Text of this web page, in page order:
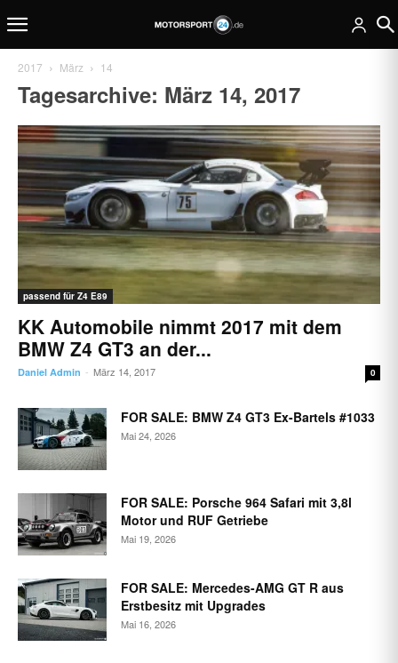
2017 März 14
Tagesarchive: März 14, 2017
passend für Z4 E89
KK Automobile nimmt 2017 mit dem
BMW Z4 GT3 an der...
Daniel Admin - März 14, 2017 0
FOR SALE: BMW Z4 GT3 Ex-Bartels #1033
Mai 24, 2026
FOR SALE: Porsche 964 Safari mit 3,8l
Motor und RUF Getriebe
Mai 19, 2026
FOR SALE: Mercedes-AMG GT R aus
Erstbesitz mit Upgrades
Mai 16, 2026